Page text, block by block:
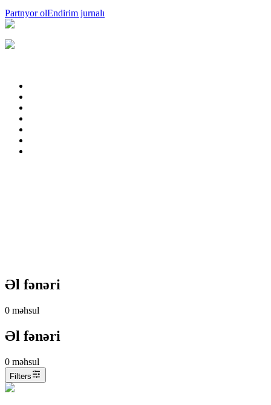
Partnyor olEndirim jurnalı
Əl fənəri
0 məhsul
Əl fənəri
0 məhsul
Filters